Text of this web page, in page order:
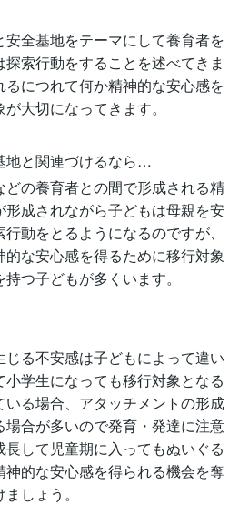
全基地をテーマにして養育者を
索行動をすることを述べてきま
るにつれて何か精神的な安心感を
大切になってきます。
地と関連づけるなら…
の養育者との間で形成される精
成されながら子どもは母親を安
動をとるようになるのですが、
な安心感を得るために移行対象
つ子どもが多くいます。
る不安感は子どもによって違い
学生になっても移行対象となる
る場合、アタッチメントの形成
合が多いので発育・発達に注意
して児童期に入ってもぬいぐる
的な安心感を得られる機会を奪
しょう。